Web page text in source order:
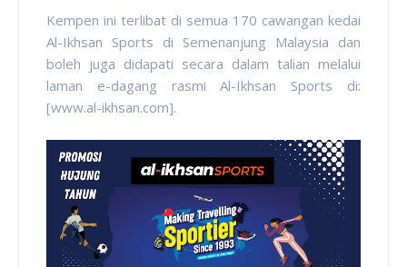
Kempen ini terlibat di semua 170 cawangan kedai
Al-Ikhsan Sports di Semenanjung Malaysia dan
boleh juga didapati secara dalam talian melalui
laman e-dagang rasmi Al-Ikhsan Sports di:
[www.al-ikhsan.com].